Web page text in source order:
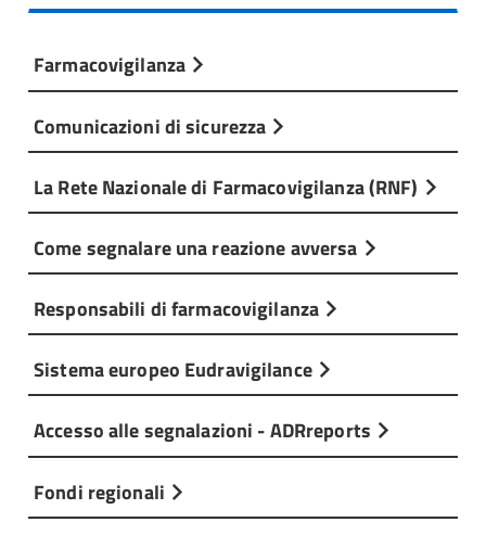
Farmacovigilanza
Comunicazioni di sicurezza
La Rete Nazionale di Farmacovigilanza (RNF)
Come segnalare una reazione avversa
Responsabili di farmacovigilanza
Sistema europeo Eudravigilance
Accesso alle segnalazioni - ADRreports
Fondi regionali